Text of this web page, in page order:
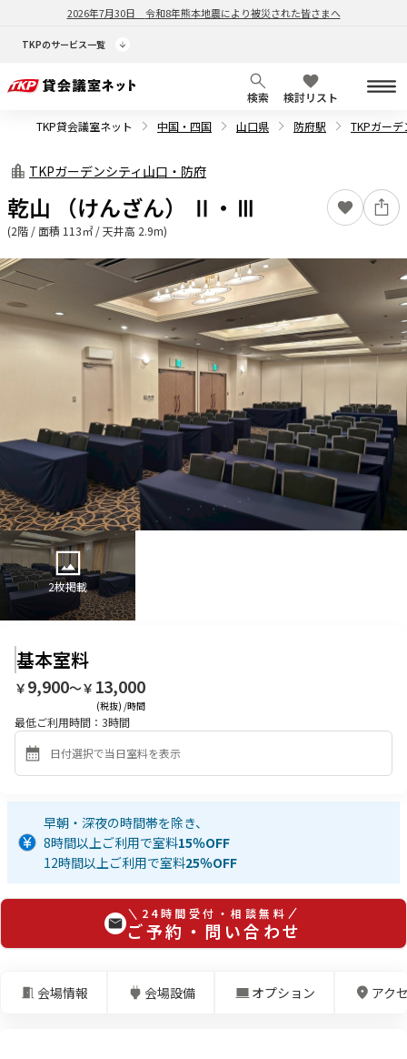
2026年7月30日 令和8年熊本地震により被災された皆さまへ
TKPのサービス一覧
検索
検討リスト
TKP貸会議室ネット
中国・四国 山口県 防府駅 TKPガー
TKPガーデンシティ山口・防府
乾山 （けんざん） Ⅱ・Ⅲ
(2階 / 面積 113㎡ / 天井高 2.9m)
2枚掲載
基本室料
￥ 9,900〜￥ 13,000
(税抜) /時間
最低ご利用時間： 3時間
早朝・深夜の時間帯を除き、
8時間以上ご利用で室料15％OFF
12時間以上ご利用で室料25％OFF
24時間受付・相談無料
ご予約・問い合わせ
会場情報 会場設備 オプション アク